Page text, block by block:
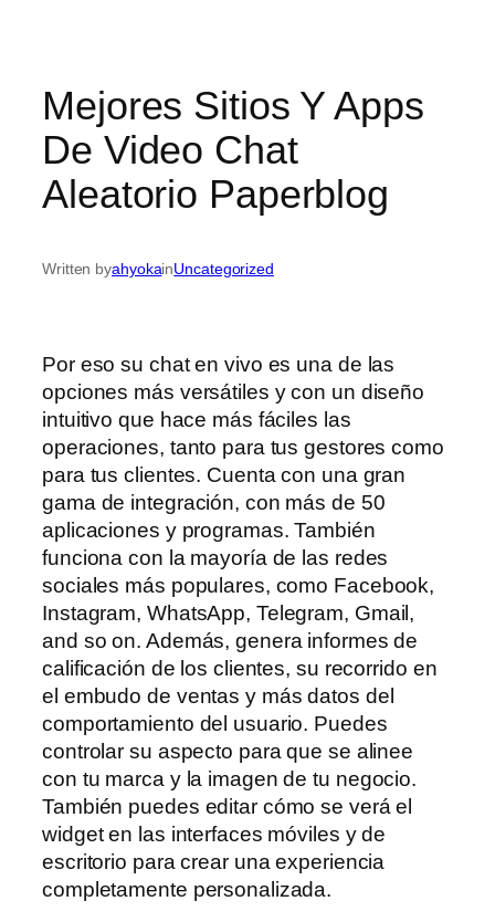
Mejores Sitios Y Apps
De Video Chat
Aleatorio Paperblog
Written byahyokainUncategorized
Por eso su chat en vivo es una de las
opciones más versátiles y con un diseño
intuitivo que hace más fáciles las
operaciones, tanto para tus gestores como
para tus clientes. Cuenta con una gran
gama de integración, con más de 50
aplicaciones y programas. También
funciona con la mayoría de las redes
sociales más populares, como Facebook,
Instagram, WhatsApp, Telegram, Gmail,
and so on. Además, genera informes de
calificación de los clientes, su recorrido en
el embudo de ventas y más datos del
comportamiento del usuario. Puedes
controlar su aspecto para que se alinee
con tu marca y la imagen de tu negocio.
También puedes editar cómo se verá el
widget en las interfaces móviles y de
escritorio para crear una experiencia
completamente personalizada.